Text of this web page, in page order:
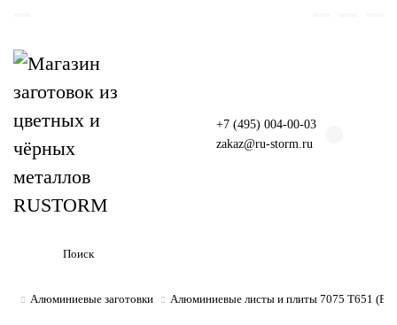
+7 (495) 004-00-03
zakaz@ru-storm.ru
Алюминиевые заготовки Алюминиевые листы и плиты 7075 Т651